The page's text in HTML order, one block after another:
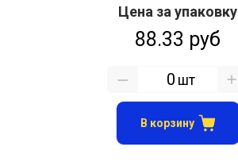
Цена за упаковку
88.33 руб
шт
В корзину